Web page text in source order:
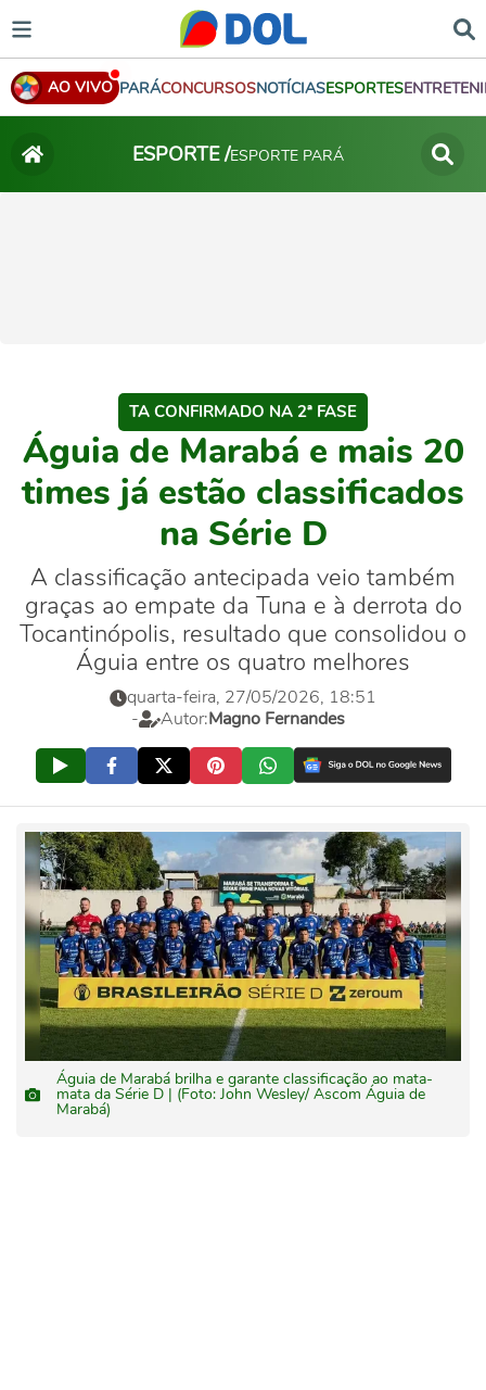
AO VIVO PARÁCONCURSOSNOTÍCIASESPORTES
ESPORTE /ESPORTE PARÁ
TA CONFIRMADO NA 2ª FASE
Águia de Marabá e mais 20
times já estão classificados
na Série D
A classificação antecipada veio também
graças ao empate da Tuna e à derrota do
Tocantinópolis, resultado que consolidou o
Águia entre os quatro melhores
quarta-feira, 27/05/2026, 18:51
-
Autor:Magno Fernandes
Águia de Marabá brilha e garante classificação ao mata-
mata da Série D | (Foto: John Wesley/ Ascom Águia de
Marabá)